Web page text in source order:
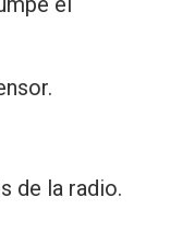
de la radio.